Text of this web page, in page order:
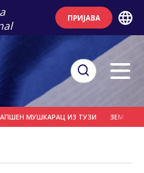
ПРИЈАВА
МУШКАРАЦ ИЗ ТУЗИ ЗЕМЉЕ ЕУ